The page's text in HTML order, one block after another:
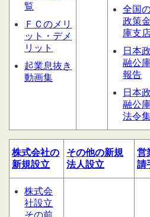
覧
ＦＣのメリ
ット・デメ
リット
起業息抜き
動画集
全国
政策
庫支
日本
融公
報告
日本
融公
法令
株式会社の
新規設立
その他の新規
法人設立
営
請
株式会
社設立
その前